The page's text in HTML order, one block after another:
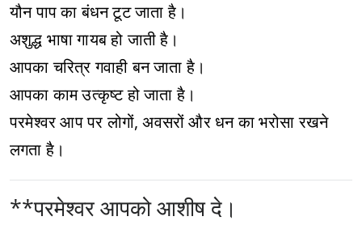
यौन पाप का बंधन टूट जाता है।
अशुद्ध भाषा गायब हो जाती है।
आपका चरित्र गवाही बन जाता है।
आपका काम उत्कृष्ट हो जाता है।
परमेश्वर आप पर लोगों, अवसरों और धन का भरोसा रखने
लगता है।
**परमेश्वर आपको आशीष दे।